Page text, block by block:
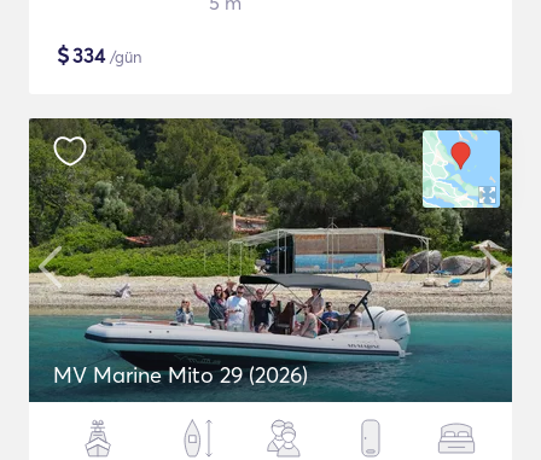
$334/gün
MV Marine Mito 29 (2026)